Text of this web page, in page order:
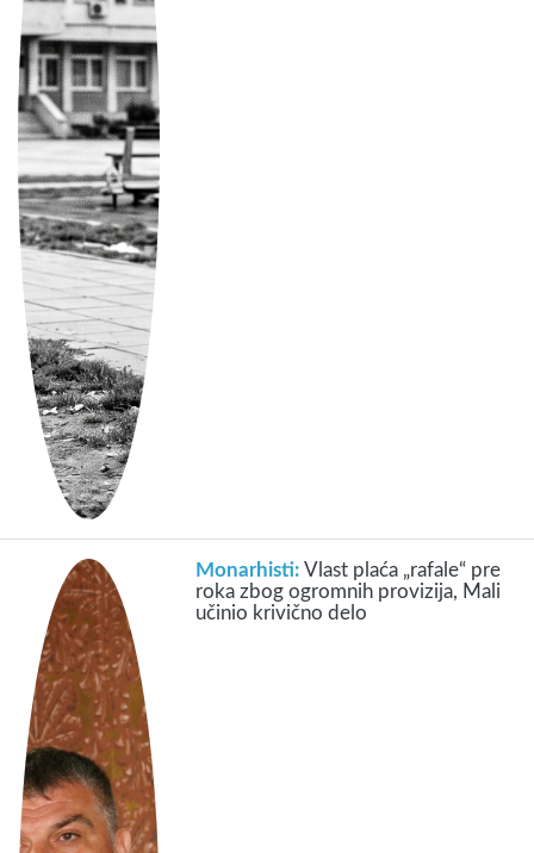
Monarhisti:Vlast plaća „rafale“ pre
roka zbog ogromnih provizija, Mali
učinio krivično delo